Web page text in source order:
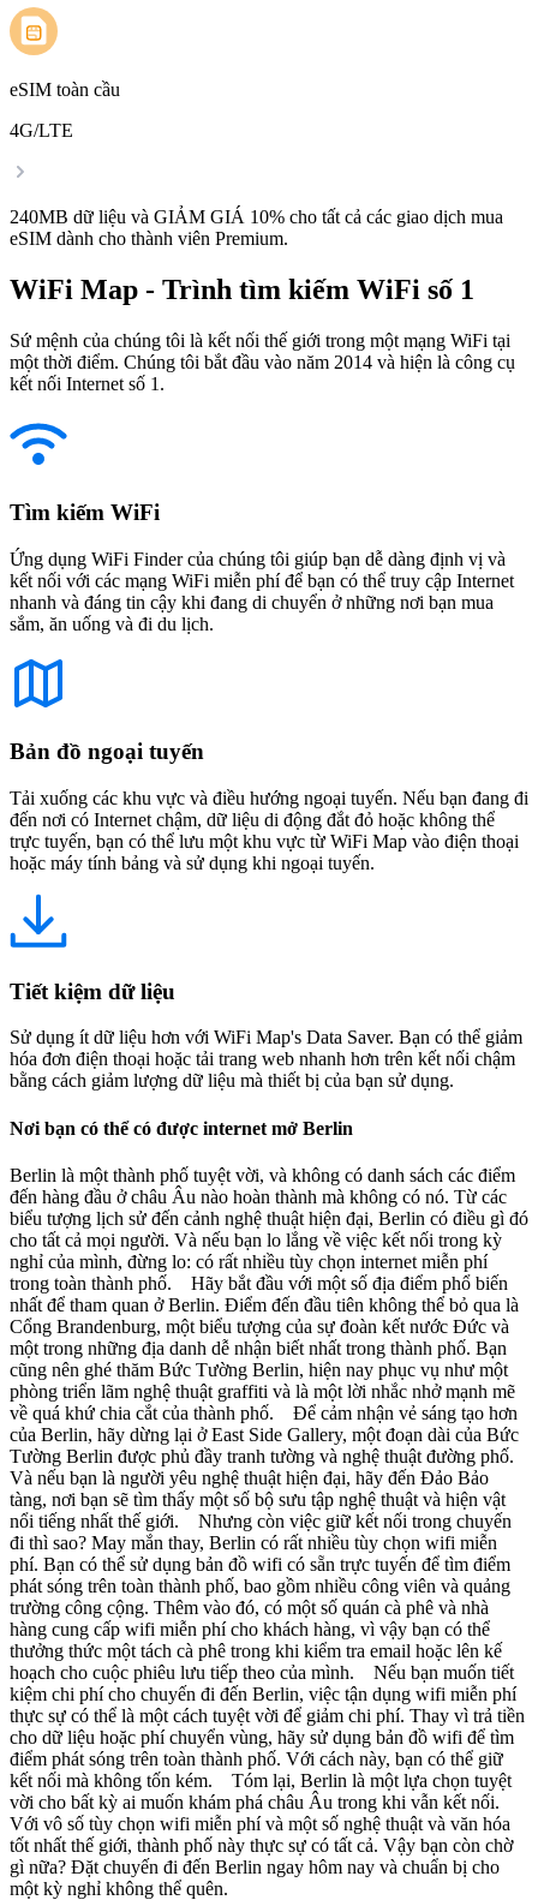
eSIM toàn cầu
4G/LTE
240MB dữ liệu và GIẢM GIÁ 10% cho tất cả các giao dịch mua
eSIM dành cho thành viên Premium.
WiFi Map - Trình tìm kiếm WiFi số 1
Sứ mệnh của chúng tôi là kết nối thế giới trong một mạng WiFi tại
một thời điểm. Chúng tôi bắt đầu vào năm 2014 và hiện là công cụ
kết nối Internet số 1.
Tìm kiếm WiFi
Ứng dụng WiFi Finder của chúng tôi giúp bạn dễ dàng định vị và
kết nối với các mạng WiFi miễn phí để bạn có thể truy cập Internet
nhanh và đáng tin cậy khi đang di chuyển ở những nơi bạn mua
sắm, ăn uống và đi du lịch.
Bản đồ ngoại tuyến
Tải xuống các khu vực và điều hướng ngoại tuyến. Nếu bạn đang đi
đến nơi có Internet chậm, dữ liệu di động đắt đỏ hoặc không thể
trực tuyến, bạn có thể lưu một khu vực từ WiFi Map vào điện thoại
hoặc máy tính bảng và sử dụng khi ngoại tuyến.
Tiết kiệm dữ liệu
Sử dụng ít dữ liệu hơn với WiFi Map's Data Saver. Bạn có thể giảm
hóa đơn điện thoại hoặc tải trang web nhanh hơn trên kết nối chậm
bằng cách giảm lượng dữ liệu mà thiết bị của bạn sử dụng.
Nơi bạn có thể có được internet mở Berlin
Berlin là một thành phố tuyệt vời, và không có danh sách các điểm
đến hàng đầu ở châu Âu nào hoàn thành mà không có nó. Từ các
biểu tượng lịch sử đến cảnh nghệ thuật hiện đại, Berlin có điều gì đó
cho tất cả mọi người. Và nếu bạn lo lắng về việc kết nối trong kỳ
nghỉ của mình, đừng lo: có rất nhiều tùy chọn internet miễn phí
trong toàn thành phố. Hãy bắt đầu với một số địa điểm phổ biến
nhất để tham quan ở Berlin. Điểm đến đầu tiên không thể bỏ qua là
Cổng Brandenburg, một biểu tượng của sự đoàn kết nước Đức và
một trong những địa danh dễ nhận biết nhất trong thành phố. Bạn
cũng nên ghé thăm Bức Tường Berlin, hiện nay phục vụ như một
phòng triển lãm nghệ thuật graffiti và là một lời nhắc nhở mạnh mẽ
về quá khứ chia cắt của thành phố. Để cảm nhận vẻ sáng tạo hơn
của Berlin, hãy dừng lại ở East Side Gallery, một đoạn dài của Bức
Tường Berlin được phủ đầy tranh tường và nghệ thuật đường phố.
Và nếu bạn là người yêu nghệ thuật hiện đại, hãy đến Đảo Bảo
tàng, nơi bạn sẽ tìm thấy một số bộ sưu tập nghệ thuật và hiện vật
nổi tiếng nhất thế giới. Nhưng còn việc giữ kết nối trong chuyến
đi thì sao? May mắn thay, Berlin có rất nhiều tùy chọn wifi miễn
phí. Bạn có thể sử dụng bản đồ wifi có sẵn trực tuyến để tìm điểm
phát sóng trên toàn thành phố, bao gồm nhiều công viên và quảng
trường công cộng. Thêm vào đó, có một số quán cà phê và nhà
hàng cung cấp wifi miễn phí cho khách hàng, vì vậy bạn có thể
thưởng thức một tách cà phê trong khi kiểm tra email hoặc lên kế
hoạch cho cuộc phiêu lưu tiếp theo của mình. Nếu bạn muốn tiết
kiệm chi phí cho chuyến đi đến Berlin, việc tận dụng wifi miễn phí
thực sự có thể là một cách tuyệt vời để giảm chi phí. Thay vì trả tiền
cho dữ liệu hoặc phí chuyển vùng, hãy sử dụng bản đồ wifi để tìm
điểm phát sóng trên toàn thành phố. Với cách này, bạn có thể giữ
kết nối mà không tốn kém. Tóm lại, Berlin là một lựa chọn tuyệt
vời cho bất kỳ ai muốn khám phá châu Âu trong khi vẫn kết nối.
Với vô số tùy chọn wifi miễn phí và một số nghệ thuật và văn hóa
tốt nhất thế giới, thành phố này thực sự có tất cả. Vậy bạn còn chờ
gì nữa? Đặt chuyến đi đến Berlin ngay hôm nay và chuẩn bị cho
một kỳ nghỉ không thể quên.